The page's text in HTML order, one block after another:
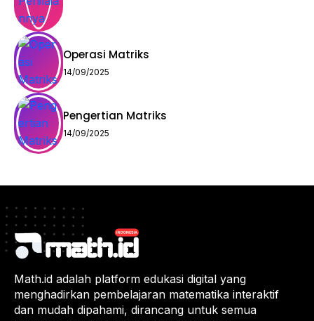
Operasi Matriks
14/09/2025
Pengertian Matriks
14/09/2025
Math.id adalah platform edukasi digital yang
menghadirkan pembelajaran matematika interaktif
dan mudah dipahami, dirancang untuk semua